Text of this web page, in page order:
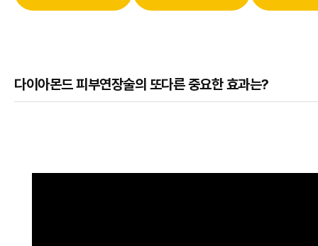
다이아몬드 피부연장술의 또다른 중요한 효과는?